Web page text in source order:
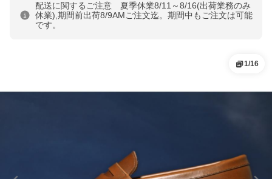
配送に関するご注意 夏季休業8/11～8/16(出荷業務のみ
休業),期間前出荷8/9AMご注文迄。期間中もご注文は可能
です。
1/16